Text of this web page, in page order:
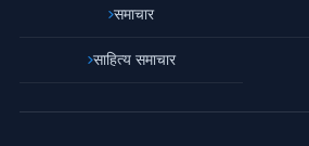
समाचार
साहित्य समाचार